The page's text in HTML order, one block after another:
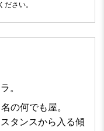
ださい。
。
の何でも屋。
タンスから入る傾